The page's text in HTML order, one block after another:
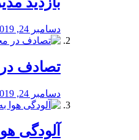
دسامبر 24, 2019
تصادف
دسامبر 24, 2019
آلودگی